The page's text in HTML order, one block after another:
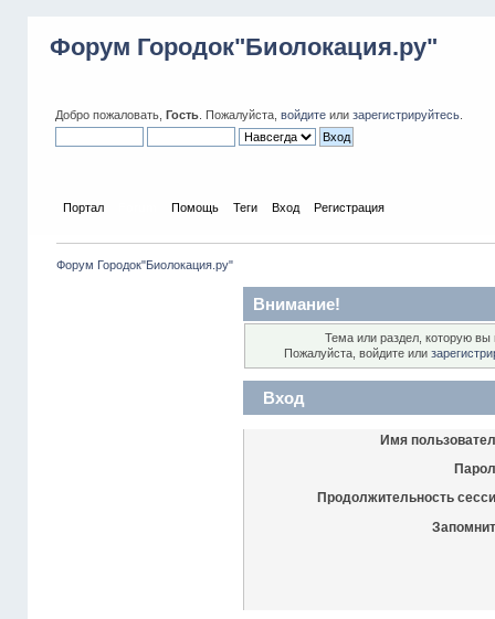
Форум Городок"Биолокация.ру"
Добро пожаловать, Гость. Пожалуйста, войдитеили зарегистрируйтесь.
Портал Помощь Теги Вход Регистрация
Форум Городок"Биолокация.ру"
Внимание!
Тема или раздел, которую вы
Пожалуйста, войдите или
Вход
Имя
Продолжительность